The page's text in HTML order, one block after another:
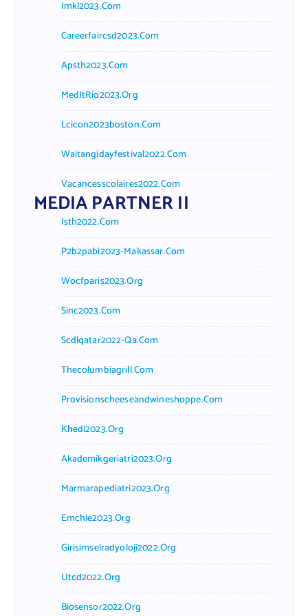
Imkl2023.com
Careerfaircsd2023.com
Apsth2023.com
MedItRio2023.org
Lcicon2023boston.com
Waitangidayfestival2022.com
Vacancesscolaires2022.com
MEDIA PARTNER II
Isth2022.com
P2b2pabi2023-Makassar.com
Wocfparis2023.org
Sinc2023.com
Scdlqatar2022-Qa.com
Thecolumbiagrill.com
Provisionscheeseandwineshoppe.com
Khedi2023.org
Akademikgeriatri2023.org
Marmarapediatri2023.org
Emchie2023.org
Girisimselradyoloji2022.org
Utcd2022.org
Biosensor2022.org